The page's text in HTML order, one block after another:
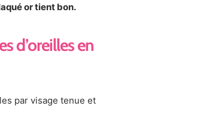
or tient bon.
d’oreilles en
par visage tenue et